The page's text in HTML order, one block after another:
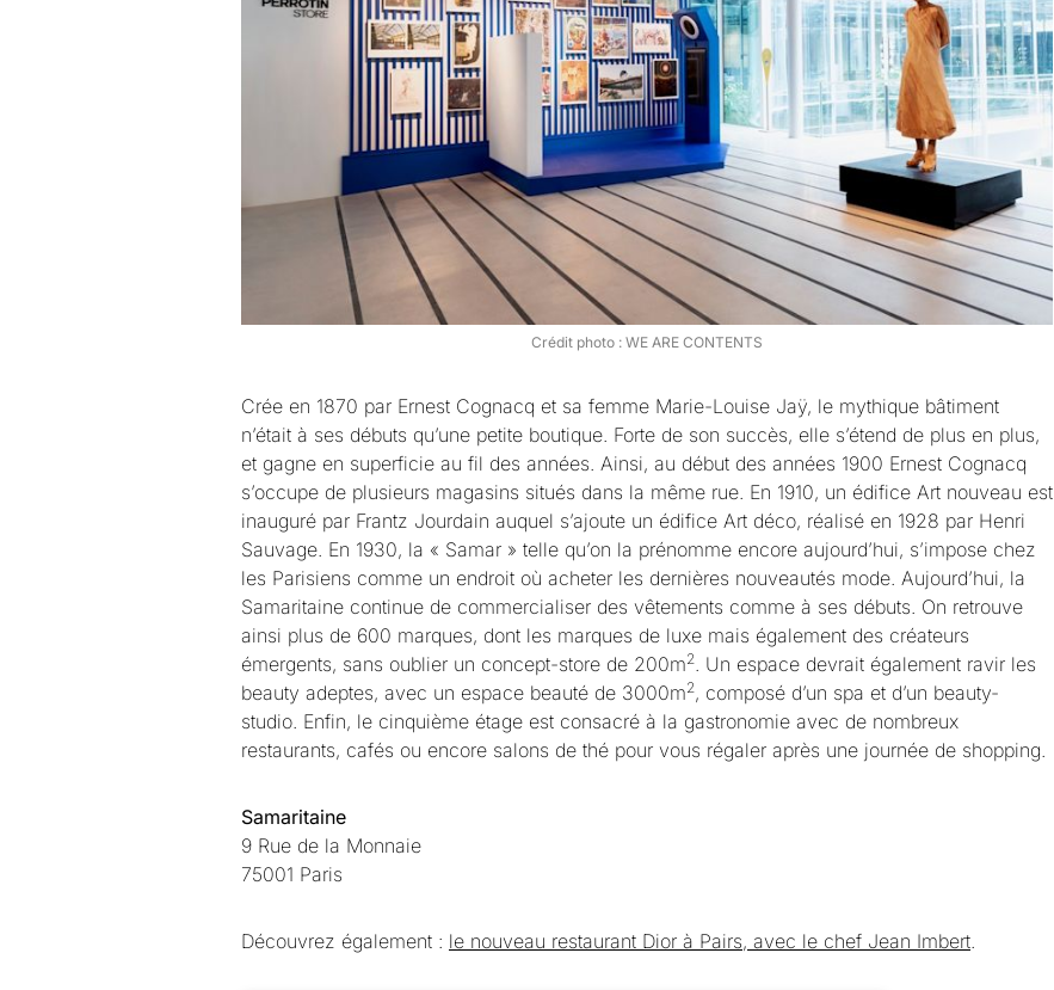
Crédit photo : WE ARE CONTENTS
Crée en 1870 par Ernest Cognacq et sa femme Marie-Louise Jaÿ, le mythique bâtiment
n’était à ses débuts qu’une petite boutique. Forte de son succès, elle s’étend de plus en plus,
et gagne en superficie au fil des années. Ainsi, au début des années 1900 Ernest Cognacq
s’occupe de plusieurs magasins situés dans la même rue. En 1910, un édifice Art nouveau est
inauguré par Frantz Jourdain auquel s’ajoute un édifice Art déco, réalisé en 1928 par Henri
Sauvage. En 1930, la « Samar » telle qu’on la prénomme encore aujourd’hui, s’impose chez
les Parisiens comme un endroit où acheter les dernières nouveautés mode. Aujourd’hui, la
Samaritaine continue de commercialiser des vêtements comme à ses débuts. On retrouve
ainsi plus de 600 marques, dont les marques de luxe mais également des créateurs
émergents, sans oublier un concept-store de 200m2. Un espace devrait également ravir les
beauty adeptes, avec un espace beauté de 3000m2, composé d’un spa et d’un beauty-
studio. Enfin, le cinquième étage est consacré à la gastronomie avec de nombreux
restaurants, cafés ou encore salons de thé pour vous régaler après une journée de shopping.
Samaritaine
9 Rue de la Monnaie
75001 Paris
Découvrez également : le nouveau restaurant Dior à Pairs, avec le chef Jean Imbert.